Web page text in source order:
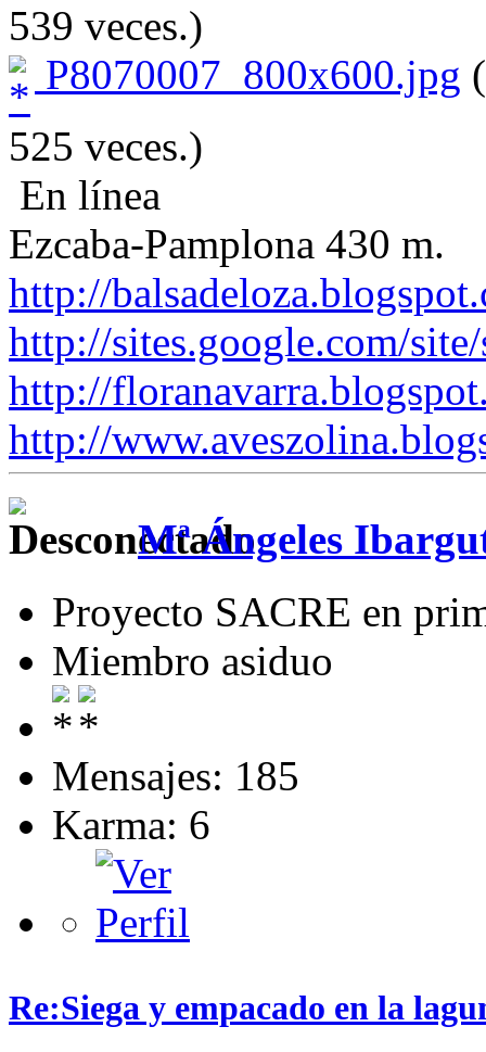
539 veces.)
P8070007_800x600.jpg
525 veces.)
En línea
Ezcaba-Pamplona 430 m.
http://
http://sites.google.com/
http://
http://
Mª Ángeles
Proyecto SACRE en
Miembro asiduo
Mensajes: 185
Karma: 6
Re:Siega y empacado en la